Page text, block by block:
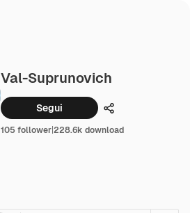
Val-Suprunovich
Segui Condividi
105 follower|228.6k download